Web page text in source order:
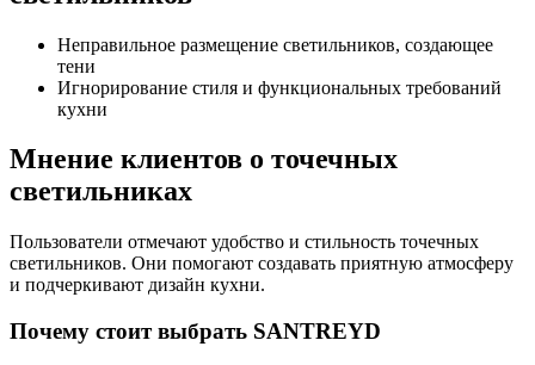
Неправильное размещение светильников, создающее
тени
Игнорирование стиля и функциональных требований
кухни
Мнение клиентов о точечных
светильниках
Пользователи отмечают удобство и стильность точечных
светильников. Они помогают создавать приятную атмосферу
и подчеркивают дизайн кухни.
Почему стоит выбрать SANTREYD